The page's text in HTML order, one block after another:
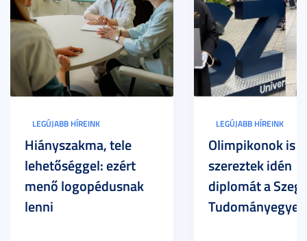
LEGÚJABB HÍREINK
Hiányszakma, tele
lehetőséggel: ezért
menő logopédusnak
lenni
LEGÚJABB HÍREINK
Olimpikonok is
szereztek idén
diplomát a